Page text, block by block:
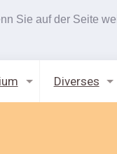
Sie auf der Seite
Diverses